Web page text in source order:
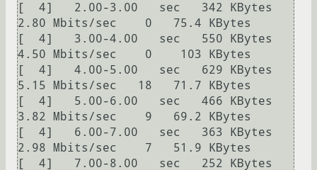
[  4]   2.00-3.00   sec   342 KBytes
2.80 Mbits/sec    0   75.4 KBytes
[  4]   3.00-4.00   sec   550 KBytes
4.50 Mbits/sec    0    103 KBytes
[  4]   4.00-5.00   sec   629 KBytes
5.15 Mbits/sec   18   71.7 KBytes
[  4]   5.00-6.00   sec   466 KBytes
3.82 Mbits/sec    9   69.2 KBytes
[  4]   6.00-7.00   sec   363 KBytes
2.98 Mbits/sec    7   51.9 KBytes
[  4]   7.00-8.00   sec   252 KBytes